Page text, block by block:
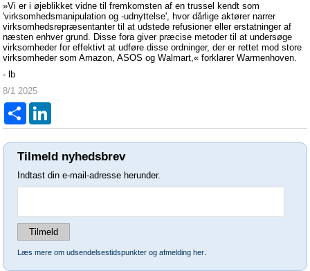
»Vi er i øjeblikket vidne til fremkomsten af en trussel kendt som
'virksomhedsmanipulation og -udnyttelse', hvor dårlige aktører narrer
virksomhedsrepræsentanter til at udstede refusioner eller erstatninger af
næsten enhver grund. Disse fora giver præcise metoder til at undersøge
virksomheder for effektivt at udføre disse ordninger, der er rettet mod store
virksomheder som Amazon, ASOS og Walmart,« forklarer Warmenhoven.
- lb
8/1 2025
Del
Tilmeld nyhedsbrev
Indtast din e-mail-adresse herunder.
Læs mere om udsendelsestidspunkter og afmelding her